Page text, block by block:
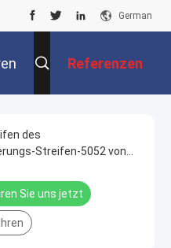
German
Referenzen
des
Streifen-5052 von
Sie uns jetzt